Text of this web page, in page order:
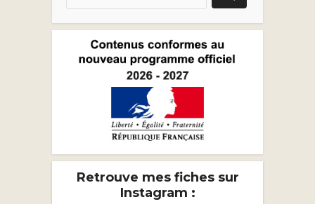
Retrouve mes fiches sur
Instagram :